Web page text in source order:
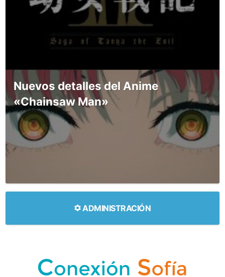
Nuevos detalles del Anime
«Chainsaw Man»
ADMINISTRACIÓN